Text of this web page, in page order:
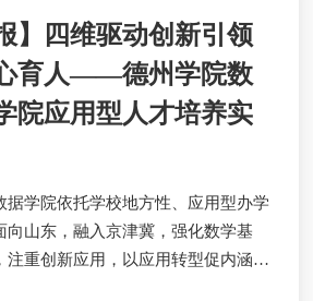
】四维驱动创新引领
育人——德州学院数
院应用型人才培养实
据学院依托学校地方性、应用型办学
向山东，融入京津冀，强化数学基
注重创新应用，以应用转型促内涵建